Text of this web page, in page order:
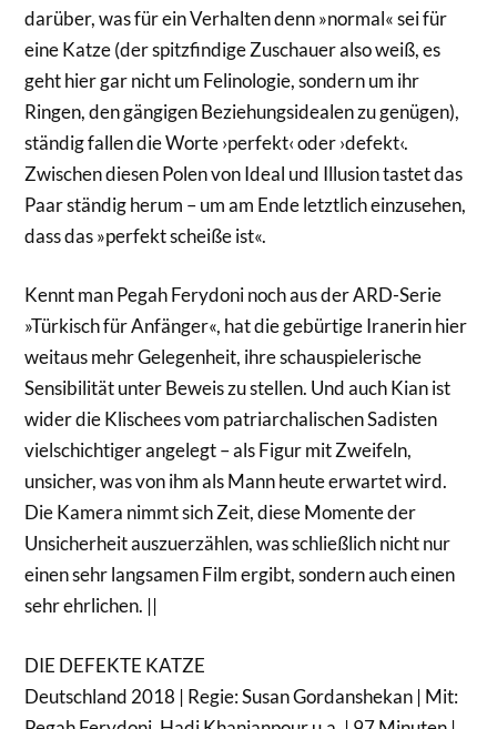
darüber, was für ein Verhalten denn »normal« sei für
eine Katze (der spitzfindige Zuschauer also weiß, es
geht hier gar nicht um Felinologie, sondern um ihr
Ringen, den gängigen Beziehungsidealen zu genügen),
ständig fallen die Worte ›perfekt‹ oder ›defekt‹.
Zwischen diesen Polen von Ideal und Illusion tastet das
Paar ständig herum – um am Ende letztlich einzusehen,
dass das »perfekt scheiße ist«.
Kennt man Pegah Ferydoni noch aus der ARD-Serie
»Türkisch für Anfänger«, hat die gebürtige Iranerin hier
weitaus mehr Gelegenheit, ihre schauspielerische
Sensibilität unter Beweis zu stellen. Und auch Kian ist
wider die Klischees vom patriarchalischen Sadisten
vielschichtiger angelegt – als Figur mit Zweifeln,
unsicher, was von ihm als Mann heute erwartet wird.
Die Kamera nimmt sich Zeit, diese Momente der
Unsicherheit auszuerzählen, was schließlich nicht nur
einen sehr langsamen Film ergibt, sondern auch einen
sehr ehrlichen. ||
DIE DEFEKTE KATZE
Deutschland 2018 | Regie: Susan Gordanshekan | Mit: